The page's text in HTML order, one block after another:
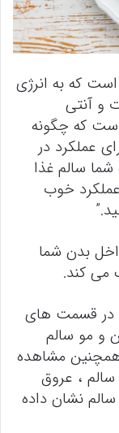
است که به انرژی
و آنتی
که چگونه
عملکرد در
سالم غذا
عملکرد خوب
بدن شما
می کند.
در قسمت های
و مو سالم
مشاهده
، عروق
نشان داده